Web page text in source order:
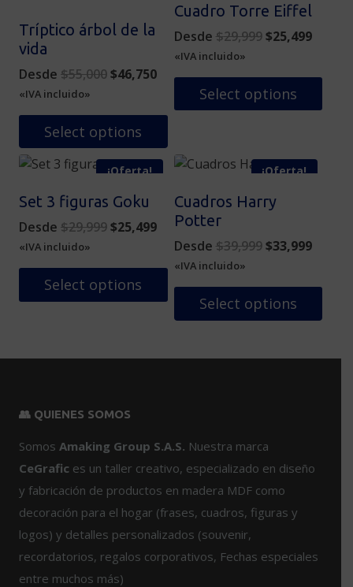
Tríptico árbol de la
vida
Desde $55,000Original
was:
$55,000.
$46,750Current
is:
«IVA incluido»
Select options
Este
producto
tiene
múltiples
variantes.
Las
opciones
producto
Cuadro Torre Eiffel
Desde $29,999 Original
was:
$29,999.
$25,499
is:
«IVA incluido»
Select options
tiene
variantes.
Las
se
pueden
elegir
¡Oferta!
Set 3 figuras Goku
Desde $29,999Original
was:
$29,999.
$25,499Current
price
is:
$25,499.
«IVA incluido»
Select options
opciones
se
pueden
en
la
página
de
producto
¡Oferta!
Cuadros Harry
Potter
Desde $39,999 Original
was:
$39,999.
$33,999
is:
«IVA incluido»
Select options
opciones
pueden
elegir
en
la
página
👥 QUIENES SOMOS
Somos Amaking Group S.A.S. Nuestra marca
CeGrafic es un taller creativo, especializado en diseño
y fabricación de productos en madera MDF como
decoración para el hogar (frases, cuadros, figuras y
logos) y detalles personalizados (souvenir,
recordatorios, regalos corporativos, Fechas especiales
entre muchos más)